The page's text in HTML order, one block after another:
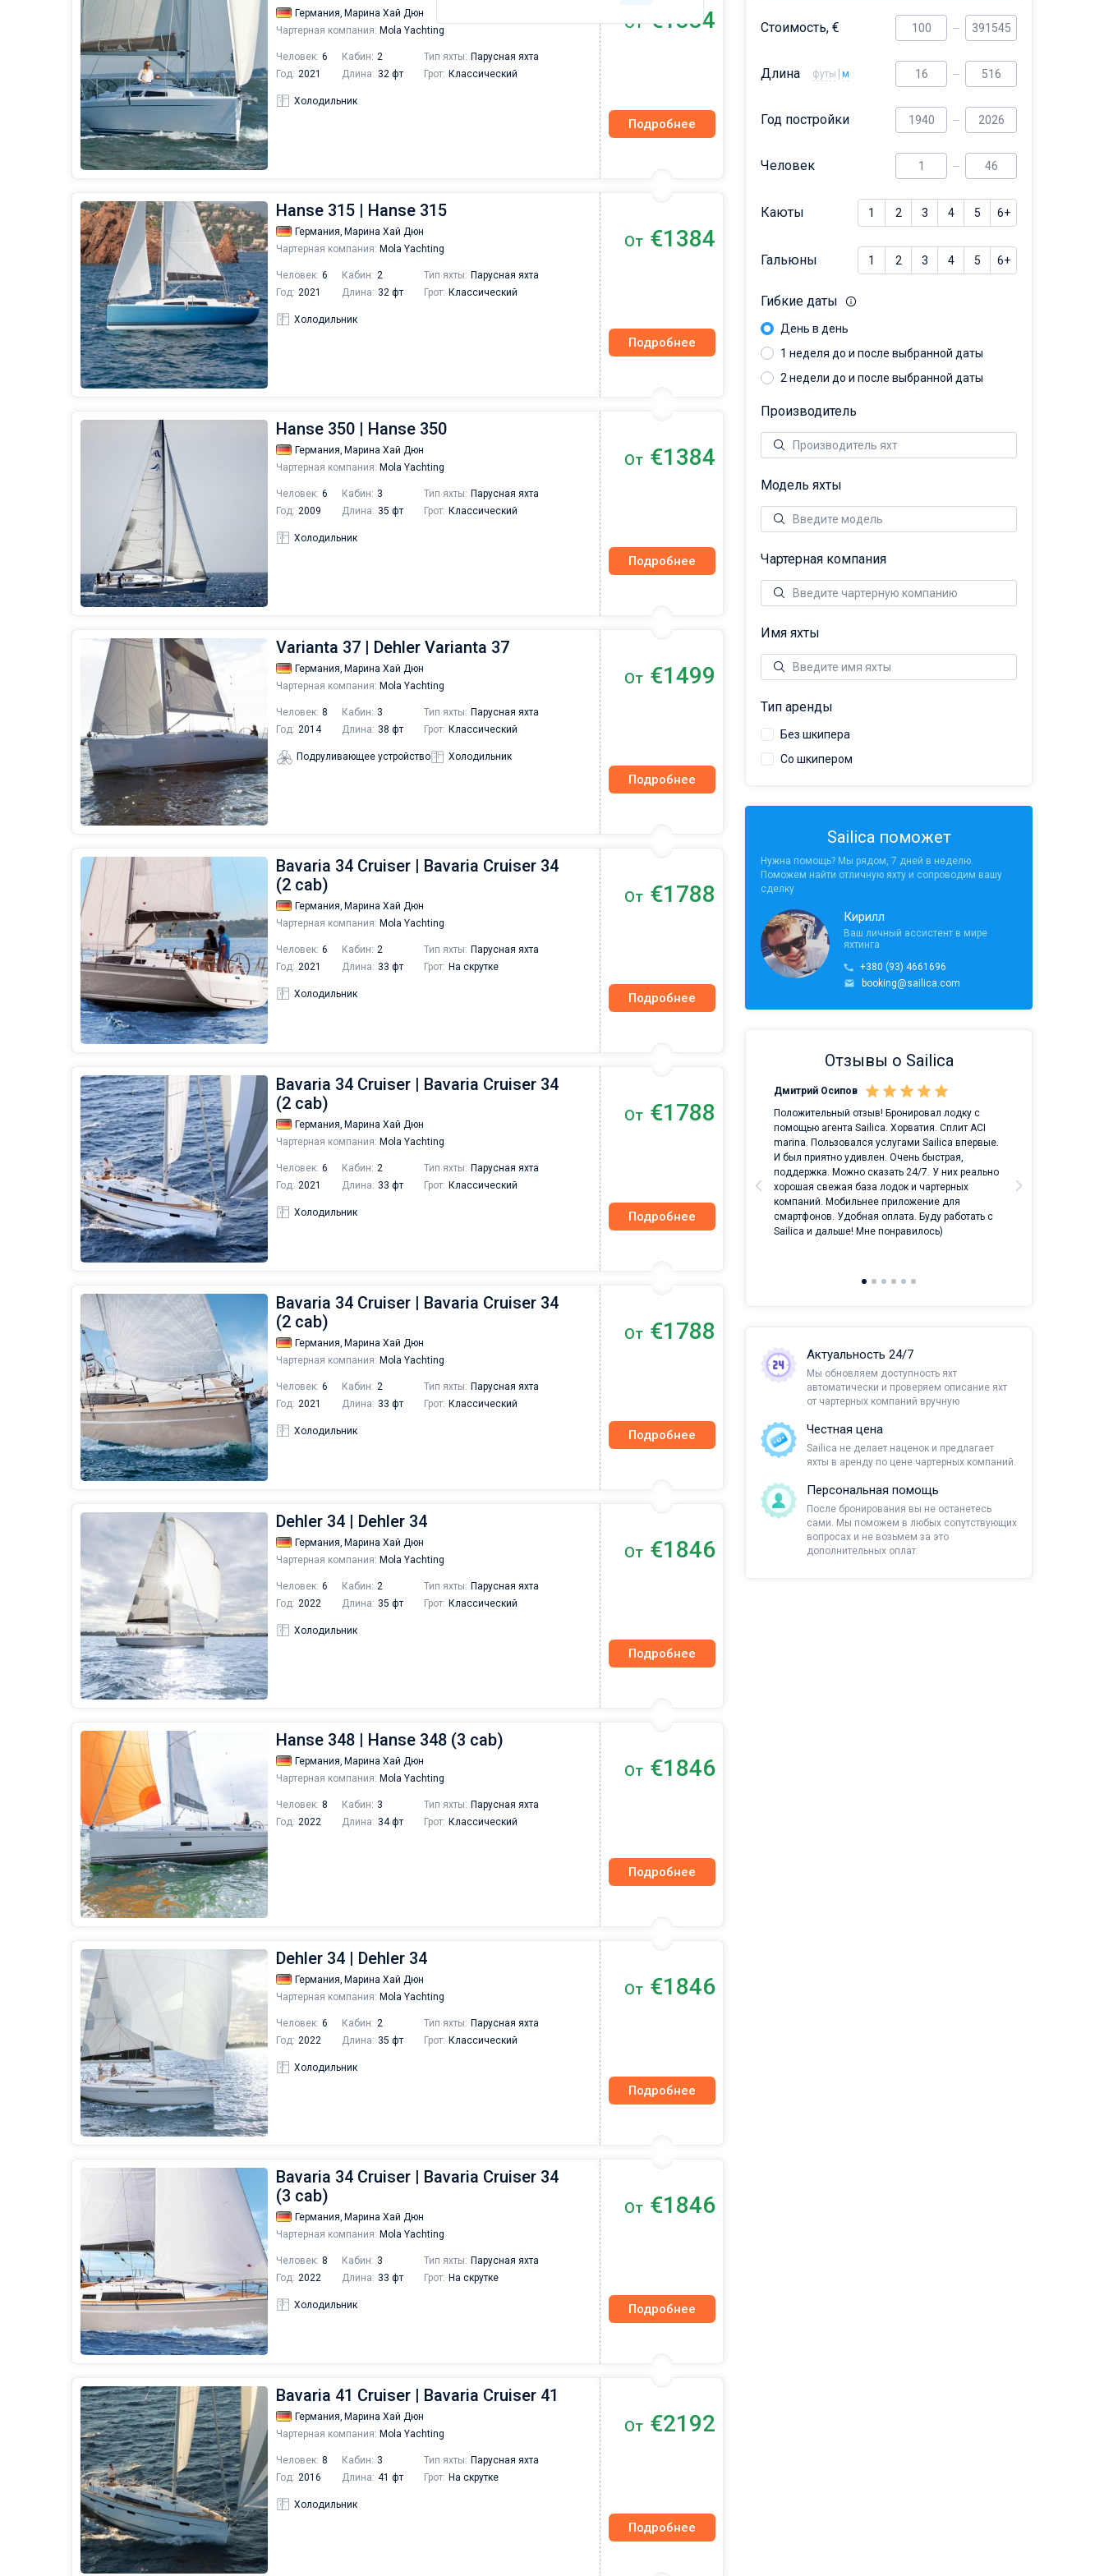
Германия, Марина Хай Дюн
Чартерная компания: Mola Yachting
Человек: 6 Кабин: 2 Тип яхты: Парусная яхта
Год: 2021 Длина: 32 фт Грот: Классический
Холодильник
От €1384
Подробнее
Hanse 315 | Hanse 315
Германия, Марина Хай Дюн
Чартерная компания: Mola Yachting
Человек: 6 Кабин: 2 Тип яхты: Парусная яхта
Год: 2021 Длина: 32 фт Грот: Классический
Холодильник
От €1384
Подробнее
Hanse 350 | Hanse 350
Германия, Марина Хай Дюн
Чартерная компания: Mola Yachting
Человек: 6 Кабин: 3 Тип яхты: Парусная яхта
Год: 2009 Длина: 35 фт Грот: Классический
Холодильник
От €1384
Подробнее
Varianta 37 | Dehler Varianta 37
Германия, Марина Хай Дюн
Чартерная компания: Mola Yachting
Человек: 8 Кабин: 3 Тип яхты: Парусная яхта
Год: 2014 Длина: 38 фт Грот: Классический
Подруливающее устройство Холодильник
От €1499
Подробнее
Bavaria 34 Cruiser | Bavaria Cruiser 34
(2 cab)
Германия, Марина Хай Дюн
Чартерная компания: Mola Yachting
Человек: 6 Кабин: 2 Тип яхты: Парусная яхта
Год: 2021 Длина: 33 фт Грот: На скрутке
Холодильник
От €1788
Подробнее
Bavaria 34 Cruiser | Bavaria Cruiser 34
(2 cab)
Германия, Марина Хай Дюн
Чартерная компания: Mola Yachting
Человек: 6 Кабин: 2 Тип яхты: Парусная яхта
Год: 2021 Длина: 33 фт Грот: Классический
Холодильник
От €1788
Подробнее
Bavaria 34 Cruiser | Bavaria Cruiser 34
(2 cab)
Германия, Марина Хай Дюн
Чартерная компания: Mola Yachting
Человек: 6 Кабин: 2 Тип яхты: Парусная яхта
Год: 2021 Длина: 33 фт Грот: Классический
Холодильник
От €1788
Подробнее
Dehler 34 | Dehler 34
Германия, Марина Хай Дюн
Чартерная компания: Mola Yachting
Человек: 6 Кабин: 2 Тип яхты: Парусная яхта
Год: 2022 Длина: 35 фт Грот: Классический
Холодильник
От €1846
Подробнее
Hanse 348 | Hanse 348 (3 cab)
Германия, Марина Хай Дюн
Чартерная компания: Mola Yachting
Человек: 8 Кабин: 3 Тип яхты: Парусная яхта
Год: 2022 Длина: 34 фт Грот: Классический
От €1846
Подробнее
Dehler 34 | Dehler 34
Германия, Марина Хай Дюн
Чартерная компания: Mola Yachting
Человек: 6 Кабин: 2 Тип яхты: Парусная яхта
Год: 2022 Длина: 35 фт Грот: Классический
Холодильник
От €1846
Подробнее
Bavaria 34 Cruiser | Bavaria Cruiser 34
(3 cab)
Германия, Марина Хай Дюн
Чартерная компания: Mola Yachting
Человек: 8 Кабин: 3 Тип яхты: Парусная яхта
Год: 2022 Длина: 33 фт Грот: На скрутке
Холодильник
От €1846
Подробнее
Bavaria 41 Cruiser | Bavaria Cruiser 41
Германия, Марина Хай Дюн
Чартерная компания: Mola Yachting
Человек: 8 Кабин: 3 Тип яхты: Парусная яхта
Год: 2016 Длина: 41 фт Грот: На скрутке
Холодильник
От €2192
Подробнее
Стоимость, €
Длина футы м
Год постройки
Человек
Каюты 1 2 3 4 5 6+
Гальюны 1 2 3 4 5 6+
Гибкие даты
День в день
1 неделя до и после выбранной даты
2 недели до и после выбранной даты
Производитель
Модель яхты
Чартерная компания
Имя яхты
Тип аренды
Без шкипера
Со шкипером
Sailica поможет
Нужна помощь? Мы рядом, 7 дней в неделю.
Поможем найти отличную яхту и сопроводим вашу
сделку
Кирилл
Ваш личный ассистент в мире
яхтинга
+380 (93) 4661696
booking@sailica.com
Отзывы о Sailica
Валерий Коваль
Друзья, хотелось бы сказать несколько добрых
слов о компании Sailica yacht с которой мы
провели чартер на майские праздники. Хочу
отметить отличную работу сотрудников
компании на всех этапах мероприятия, при
подготовке чартера получали быстро
исчерпывающие ответы на все вопросы,
информационную поддержку и разрешение
вопросов связанных с различными
организационными вопросами.
Дмитрий Осипов
Положительный отзыв! Бронировал лодку с
помощью агента Sailica. Хорватия. Сплит ACI
marina. Пользовался услугами Sailica впервые.
И был приятно удивлен. Очень быстрая,
поддержка. Можно сказать 24/7. У них реально
хорошая свежая база лодок и чартерных
компаний. Мобильнее приложение для
смартфонов. Удобная оплата. Буду работать с
Sailica и дальше! Мне понравилось)
Актуальность 24/7
Мы обновляем доступность яхт
автоматически и проверяем описание яхт
от чартерных компаний вручную
Честная цена
Sailica не делает наценок и предлагает
яхты в аренду по цене чартерных компаний.
Персональная помощь
После бронирования вы не останетесь
сами. Мы поможем в любых сопутствующих
вопросах и не возьмем за это
дополнительных оплат.